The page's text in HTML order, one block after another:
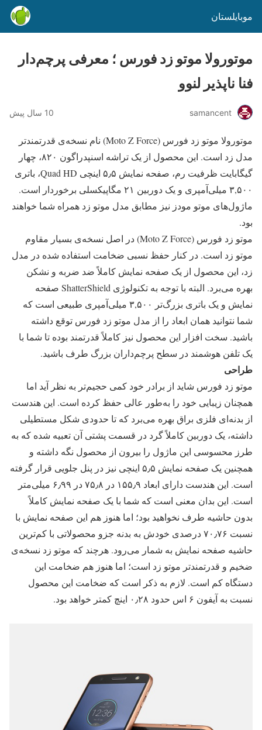
موبایلستان
موتورولا موتو زد فورس ؛ معرفی پرچم‌دار
فنا ناپذیر لنوو
samancent 10 سال پیش
موتورولا موتو زد فورس (Moto Z Force) نام نسخه‌ی قدرتمندتر
مدل زد است. این محصول از یک تراشه اسنپدراگون ۸۲۰، چهار
گیگابایت ظرفیت رم، صفحه نمایش ۵٫۵ اینچی Quad HD، باتری
۳,۵۰۰ میلی‌آمپری و یک دوربین ۲۱ مگاپیکسلی برخوردار است.
ماژول‌های موتو مودز نیز مطابق مدل موتو زد همراه شما خواهند
بود.
موتو زد فورس (Moto Z Force) در اصل نسخه‌ی بسیار مقاوم
موتو زد است. در کنار حفظ نسبی ضخامت استفاده شده در مدل
زد، این محصول از یک صفحه نمایش کاملاً ضد ضربه و نشکن
بهره می‌برد. البته با توجه به تکنولوژی ShatterShield صفحه
نمایش و یک باتری بزرگ‌تر ۳,۵۰۰ میلی‌آمپری طبیعی است که
شما نتوانید همان ابعاد را از مدل موتو زد فورس توقع داشته
باشید. سخت افزار این محصول نیز کاملاً قدرتمند بوده تا شما با
یک تلفن هوشمند در سطح پرچم‌داران بزرگ طرف باشید.
طراحی
موتو زد فورس شاید از برادر خود کمی حجیم‌تر به نظر آید اما
همچنان زیبایی خود را به‌طور عالی حفظ کرده است. این هندست
از بدنه‌ای فلزی براق بهره می‌برد که تا حدودی شکل مستطیلی
داشته، یک دوربین کاملاً گرد در قسمت پشتی آن تعبیه شده که به
طرز محسوسی این ماژول را بیرون از محصول نگه داشته و
همچنین یک صفحه نمایش ۵٫۵ اینچی نیز در پنل جلویی قرار گرفته
است. این هندست دارای ابعاد ۱۵۵٫۹ در ۷۵٫۸ در ۶٫۹۹ میلی‌متر
است. این بدان معنی است که شما با یک صفحه نمایش کاملاً
بدون حاشیه طرف نخواهید بود؛ اما هنوز هم این صفحه نمایش با
نسبت ۷۰٫۷۶ درصدی خودش به بدنه جزو محصولاتی با کم‌ترین
حاشیه صفحه نمایش به شمار می‌رود. هرچند که موتو زد نسخه‌ی
ضخیم و قدرتمندتر موتو زد است؛ اما هنوز هم ضخامت این
دستگاه کم است. لازم به ذکر است که ضخامت این محصول
نسبت به آیفون ۶ اس حدود ۰٫۲۸ اینچ کمتر خواهد بود.